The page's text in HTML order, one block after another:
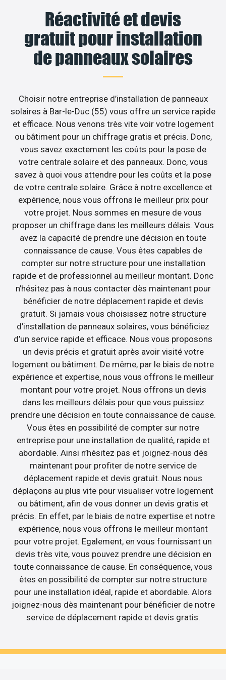
Réactivité et devis
gratuit pour installation
de panneaux solaires
Choisir notre entreprise d’installation de panneaux
solaires à Bar-le-Duc (55) vous offre un service rapide
et efficace. Nous venons très vite voir votre logement
ou bâtiment pour un chiffrage gratis et précis. Donc,
vous savez exactement les coûts pour la pose de
votre centrale solaire et des panneaux. Donc, vous
savez à quoi vous attendre pour les coûts et la pose
de votre centrale solaire. Grâce à notre excellence et
expérience, nous vous offrons le meilleur prix pour
votre projet. Nous sommes en mesure de vous
proposer un chiffrage dans les meilleurs délais. Vous
avez la capacité de prendre une décision en toute
connaissance de cause. Vous êtes capables de
compter sur notre structure pour une installation
rapide et de professionnel au meilleur montant. Donc
n’hésitez pas à nous contacter dès maintenant pour
bénéficier de notre déplacement rapide et devis
gratuit. Si jamais vous choisissez notre structure
d’installation de panneaux solaires, vous bénéficiez
d’un service rapide et efficace. Nous vous proposons
un devis précis et gratuit après avoir visité votre
logement ou bâtiment. De même, par le biais de notre
expérience et expertise, nous vous offrons le meilleur
montant pour votre projet. Nous offrons un devis
dans les meilleurs délais pour que vous puissiez
prendre une décision en toute connaissance de cause.
Vous êtes en possibilité de compter sur notre
entreprise pour une installation de qualité, rapide et
abordable. Ainsi n’hésitez pas et joignez-nous dès
maintenant pour profiter de notre service de
déplacement rapide et devis gratuit. Nous nous
déplaçons au plus vite pour visualiser votre logement
ou bâtiment, afin de vous donner un devis gratis et
précis. En effet, par le biais de notre expertise et notre
expérience, nous vous offrons le meilleur montant
pour votre projet. Egalement, en vous fournissant un
devis très vite, vous pouvez prendre une décision en
toute connaissance de cause. En conséquence, vous
êtes en possibilité de compter sur notre structure
pour une installation idéal, rapide et abordable. Alors
joignez-nous dès maintenant pour bénéficier de notre
service de déplacement rapide et devis gratis.